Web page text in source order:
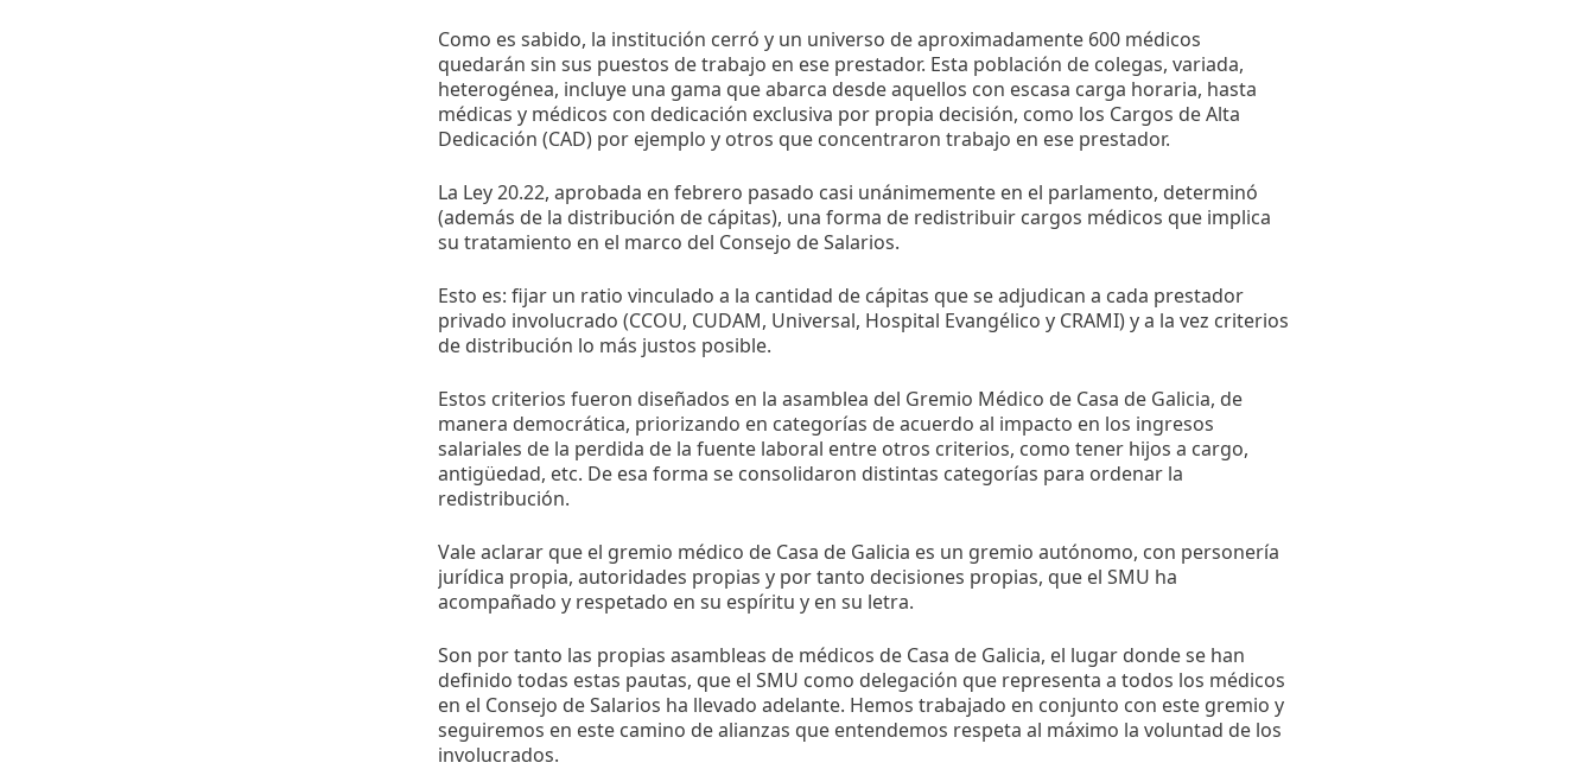
Como es sabido, la institución cerró y un universo de aproximadamente 600 médicos
quedarán sin sus puestos de trabajo en ese prestador. Esta población de colegas, variada,
heterogénea, incluye una gama que abarca desde aquellos con escasa carga horaria, hasta
médicas y médicos con dedicación exclusiva por propia decisión, como los Cargos de Alta
Dedicación (CAD) por ejemplo y otros que concentraron trabajo en ese prestador.
La Ley 20.22, aprobada en febrero pasado casi unánimemente en el parlamento, determinó
(además de la distribución de cápitas), una forma de redistribuir cargos médicos que implica
su tratamiento en el marco del Consejo de Salarios.
Esto es: fijar un ratio vinculado a la cantidad de cápitas que se adjudican a cada prestador
privado involucrado (CCOU, CUDAM, Universal, Hospital Evangélico y CRAMI) y a la vez criterios
de distribución lo más justos posible.
Estos criterios fueron diseñados en la asamblea del Gremio Médico de Casa de Galicia, de
manera democrática, priorizando en categorías de acuerdo al impacto en los ingresos
salariales de la perdida de la fuente laboral entre otros criterios, como tener hijos a cargo,
antigüedad, etc. De esa forma se consolidaron distintas categorías para ordenar la
redistribución.
Vale aclarar que el gremio médico de Casa de Galicia es un gremio autónomo, con personería
jurídica propia, autoridades propias y por tanto decisiones propias, que el SMU ha
acompañado y respetado en su espíritu y en su letra.
Son por tanto las propias asambleas de médicos de Casa de Galicia, el lugar donde se han
definido todas estas pautas, que el SMU como delegación que representa a todos los médicos
en el Consejo de Salarios ha llevado adelante. Hemos trabajado en conjunto con este gremio y
seguiremos en este camino de alianzas que entendemos respeta al máximo la voluntad de los
involucrados.